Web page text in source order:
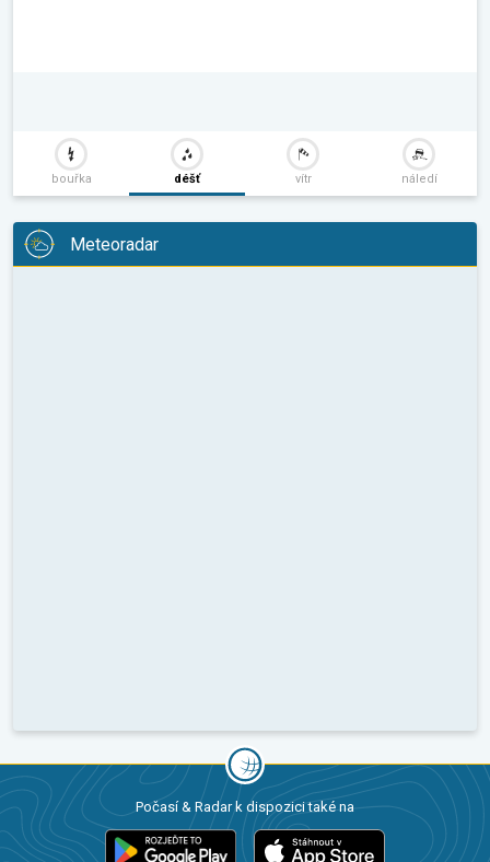
bouřka déšť vítr náledí
Meteoradar
Počasí & Radar k dispozici také na